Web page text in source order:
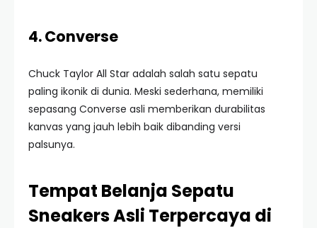
4. Converse
Chuck Taylor All Star adalah salah satu sepatu
paling ikonik di dunia. Meski sederhana, memiliki
sepasang Converse asli memberikan durabilitas
kanvas yang jauh lebih baik dibanding versi
palsunya.
Tempat Belanja Sepatu
Sneakers Asli Terpercaya di